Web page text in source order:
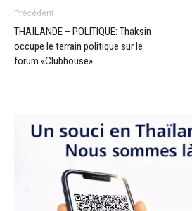
Précédent
THAÏLANDE – POLITIQUE: Thaksin
occupe le terrain politique sur le
forum «Clubhouse»